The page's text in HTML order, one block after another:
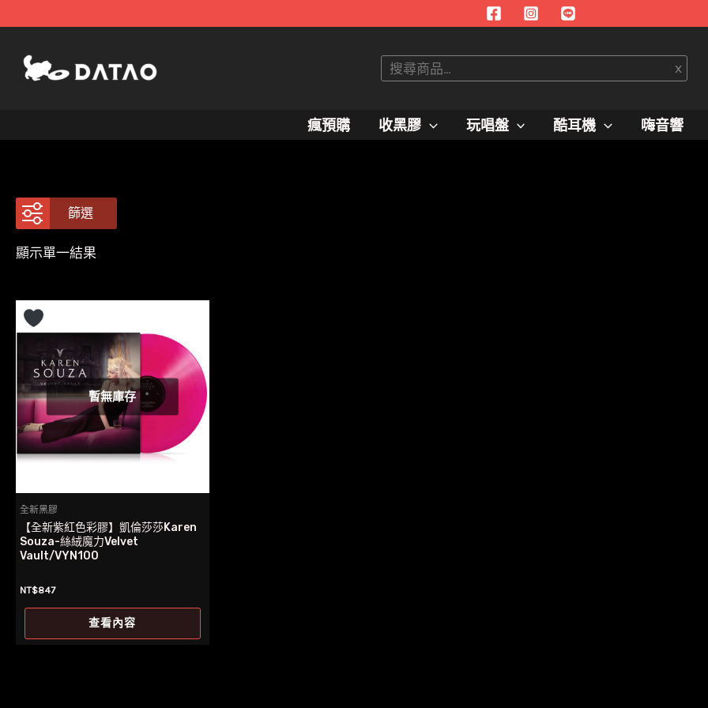
搜
x
瘋預購 收黑膠 玩唱盤 酷耳機 嗨音響
篩選
顯示單一結果
暫無庫存
全新黑膠
【全新紫紅色彩膠】凱倫莎莎Karen
Souza-絲絨魔力Velvet
Vault/VYN100
NT$847
查看內容